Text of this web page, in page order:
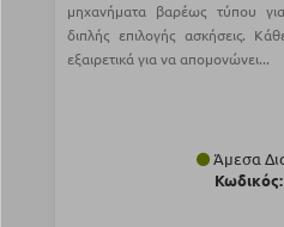
μηχανήματα βαρέως τύπου
διπλής επιλογής ασκήσεις.
εξαιρετικά για να απομονώνει...
Άμεσα
Κωδικός: